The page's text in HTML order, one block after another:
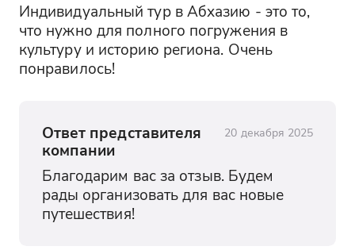
Индивидуальный тур в Абхазию - это то,
что нужно для полного погружения в
культуру и историю региона. Очень
понравилось!
Ответ представителя
компании
20 декабря 2025
Благодарим вас за отзыв. Будем
рады организовать для вас новые
путешествия!